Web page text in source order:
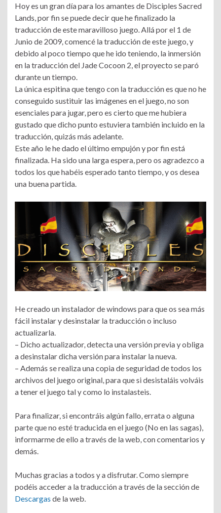
Hoy es un gran día para los amantes de Disciples Sacred
Lands, por fin se puede decir que he finalizado la
traducción de este maravilloso juego. Allá por el 1 de
Junio de 2009, comencé la traducción de este juego, y
debido al poco tiempo que he ido teniendo, la inmersión
en la traducción del Jade Cocoon 2, el proyecto se paró
durante un tiempo.
La única espitina que tengo con la traducción es que no he
conseguido sustituir las imágenes en el juego, no son
esenciales para jugar, pero es cierto que me hubiera
gustado que dicho punto estuviera también incluido en la
traducción, quizás más adelante.
Este año le he dado el último empujón y por fin está
finalizada. Ha sido una larga espera, pero os agradezco a
todos los que habéis esperado tanto tiempo, y os desea
una buena partida.
He creado un instalador de windows para que os sea más
fácil instalar y desinstalar la traducción o incluso
actualizarla.
– Dicho actualizador, detecta una versión previa y obliga
a desinstalar dicha versión para instalar la nueva.
– Además se realiza una copia de seguridad de todos los
archivos del juego original, para que si desistaláis volváis
a tener el juego tal y como lo instalasteis.
Para finalizar, si encontráis algún fallo, errata o alguna
parte que no esté traducida en el juego (No en las sagas),
informarme de ello a través de la web, con comentarios y
demás.
Muchas gracias a todos y a disfrutar. Como siempre
podéis acceder a la traducción a través de la sección de
Descargas de la web.